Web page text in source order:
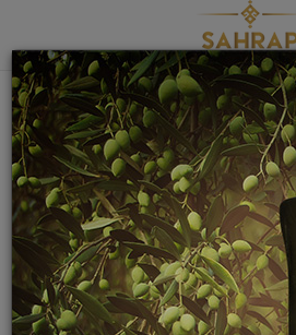
"sumak
" etiketiyle eşleşen (30) tarif
bulundu.